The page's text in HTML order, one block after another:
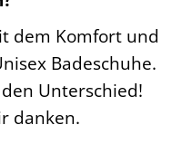
dem Komfort und
Badeschuhe.
Unterschied!
danken.